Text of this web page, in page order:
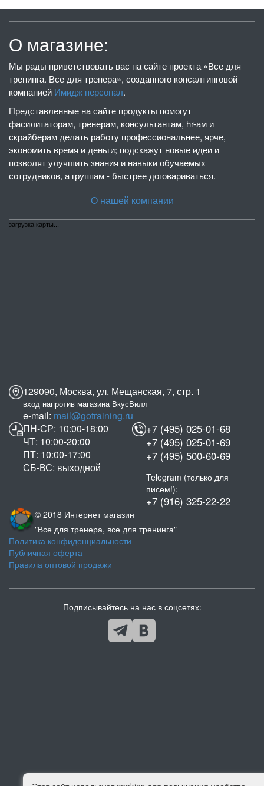
загрузка карты...
О магазине:
Мы рады приветствовать вас на сайте проекта «Все для
тренинга. Все для тренера», созданного консалтинговой
компанией Имидж персонал.
Представленные на сайте продукты помогут
фасилитаторам, тренерам, консультантам, hr-ам и
скрайберам делать работу профессиональнее, ярче,
экономить время и деньги; подскажут новые идеи и
позволят улучшить знания и навыки обучаемых
сотрудников, а группам - быстрее договариваться.
О нашей компании
129090, Москва, ул. Мещанская, 7, стр. 1
вход напротив магазина ВкусВилл
e-mail: mail@gotraining.ru
ПН-СР: 10:00-18:00
ЧТ: 10:00-20:00
ПТ: 10:00-17:00
СБ-ВС: выходной
+7 (495) 025-01-68
+7 (495) 025-01-69
+7 (495) 500-60-69
Telegram (только для
писем!):
+7 (916) 325-22-22
© 2018 Интернет магазин
"Все для тренера, все для тренинга"
Политика конфиденциальности
Публичная оферта
Правила оптовой продажи
Подписывайтесь на нас в соцсетях: